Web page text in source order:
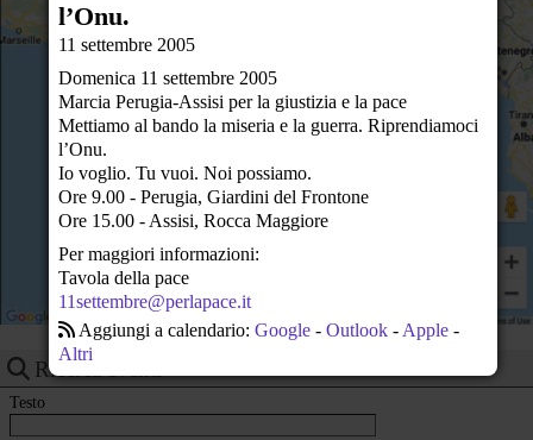
21
22
Ricerca eventi
Testo
l’Onu.
11 settembre 2005
Domenica 11 settembre 2005
Marcia Perugia-Assisi per la giustizia e la pace
Mettiamo al bando la miseria e la guerra. Riprendiamoci
l’Onu.
Io voglio. Tu vuoi. Noi possiamo.
Ore 9.00 - Perugia, Giardini del Frontone
Ore 15.00 - Assisi, Rocca Maggiore
Per maggiori informazioni:
Tavola della pace
11settembre@perlapace.it
Aggiungi a calendario: Google- Outlook-Apple-
Altri